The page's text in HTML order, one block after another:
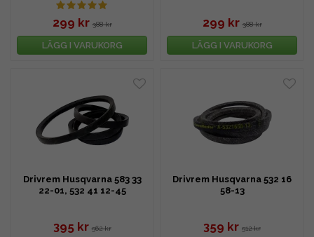
299 kr 388 kr
LÄGG I VARUKORG
299 kr 388 kr
LÄGG I VARUKORG
Drivrem Husqvarna 583 33
22-01, 532 41 12-45
395 kr 562 kr
Drivrem Husqvarna 532 16
58-13
359 kr 512 kr